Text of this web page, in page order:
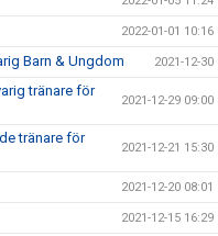
2022-01-01 10:16
Barn & Ungdom 2021-12-30
tränare för
2021-12-29 09:00
tränare för
2021-12-21 15:30
2021-12-20 08:01
2021-12-15 16:29